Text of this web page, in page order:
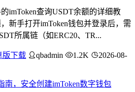
imToken查询USDT余额的详细教
新手打开imToken钱包并登录后，需
所属链（如ERC20、TR...
版下载 qbadmin 1.2K
2026-08-